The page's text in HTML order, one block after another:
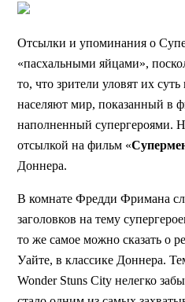
Отсылки и упоминания о
«пасхальными яйцами»,
то, что зрители уловят их
населяют мир, показанный в
наполненный супергероями.
отсылкой на фильм «
Доннера.
В комнате Фредди Фримана
заголовков на тему
то же самое можно сказать о
Уайте, в классике Доннера.
Wonder Stuns City нелегко